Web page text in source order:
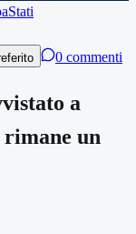
Stati
0 commenti
a
un